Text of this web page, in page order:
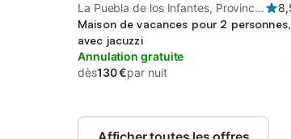
La Puebla de los Infantes, Province
de Séville
Maison de vacances pour 2 personnes,
avec jacuzzi
Annulation gratuite
dès130 €par nuit